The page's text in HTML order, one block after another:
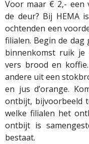
Voor maar € 2,-
de deur? Bij HEMA
ochtenden een
filialen. Begin de dag
binnenkomst ruik
vers brood en
andere uit een
en jus d’orange.
ontbijt, bijvoorbeeld
welke filialen het
ontbijt is
bestaat.